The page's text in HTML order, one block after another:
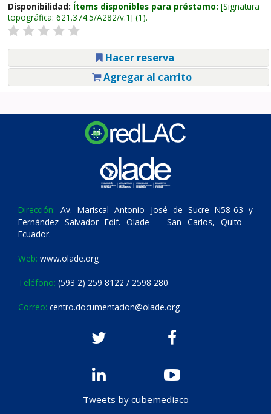
Disponibilidad: Ítems disponibles para préstamo: Signatura
topográfica: 621.374.5/A282/v.1 (1).
Hacer reserva
Agregar al carrito
Dirección: Av. Mariscal Antonio José de Sucre N58-63 y
Fernández Salvador Edif. Olade – San Carlos, Quito –
Ecuador.
Web: www.olade.org
Teléfono: (593 2) 259 8122 / 2598 280
Correo: centro.documentacion@olade.org
Tweets by cubemediaco